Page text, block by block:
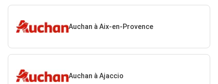
Auchan à Aix-en-Provence
Auchan à Ajaccio